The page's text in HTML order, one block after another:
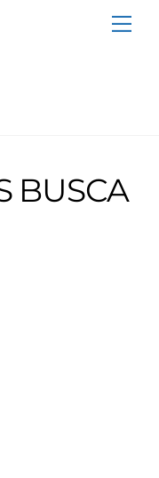
BUSCA